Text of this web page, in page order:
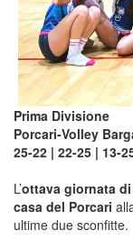
Prima Divisione
Porcari-Volley
25-22 | 22-25 | 13-
L’ottava giornata
casa del Porcari
ultime due sconfitte.